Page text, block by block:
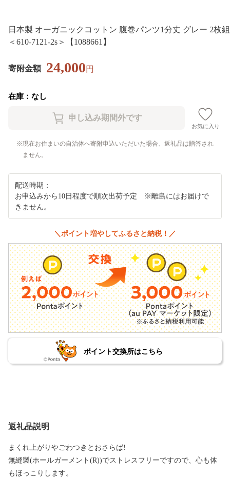
日本製 オーガニックコットン 腹巻パンツ1分丈 グレー 2枚組
＜610-7121-2s＞【1088661】
寄附金額 24,000円
在庫：なし
お気に入り
現在お住まいの自治体へ寄附申込いただいた場合、返礼品は贈答され
ません。
配送時期：
お申込みから10日程度で順次出荷予定 ※離島にはお届けで
きません。
＼ポイント増やしてふるさと納税！／
ポイント交換所はこちら
返礼品説明
まくれ上がりやごわつきとおさらば!
無縫製(ホールガーメント(R))でストレスフリーですので、心も体
もほっこりします。